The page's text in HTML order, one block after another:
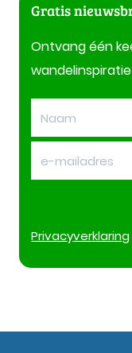
Gratis
Ontvang één
Privacyverklaring